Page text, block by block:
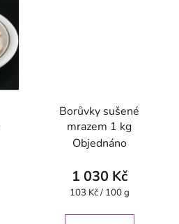
Borůvky sušené
mrazem 1 kg
Objednáno
1 030 Kč
Měrná
103 Kč / 100 g